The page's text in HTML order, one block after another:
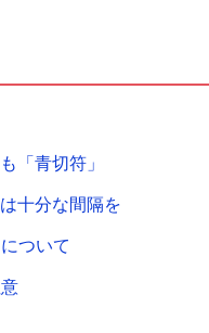
「青切符」
十分な間隔を
ついて